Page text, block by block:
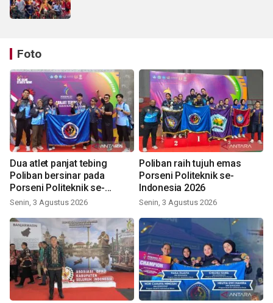
Foto
Dua atlet panjat tebing
Poliban bersinar pada
Porseni Politeknik se-
Indonesia 2026
Senin, 3 Agustus 2026
Poliban raih tujuh emas
Porseni Politeknik se-
Indonesia 2026
Senin, 3 Agustus 2026